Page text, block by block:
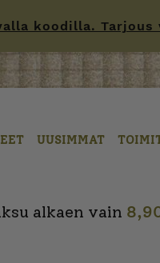
koodilla.
UUSIMMAT
alkaen vain